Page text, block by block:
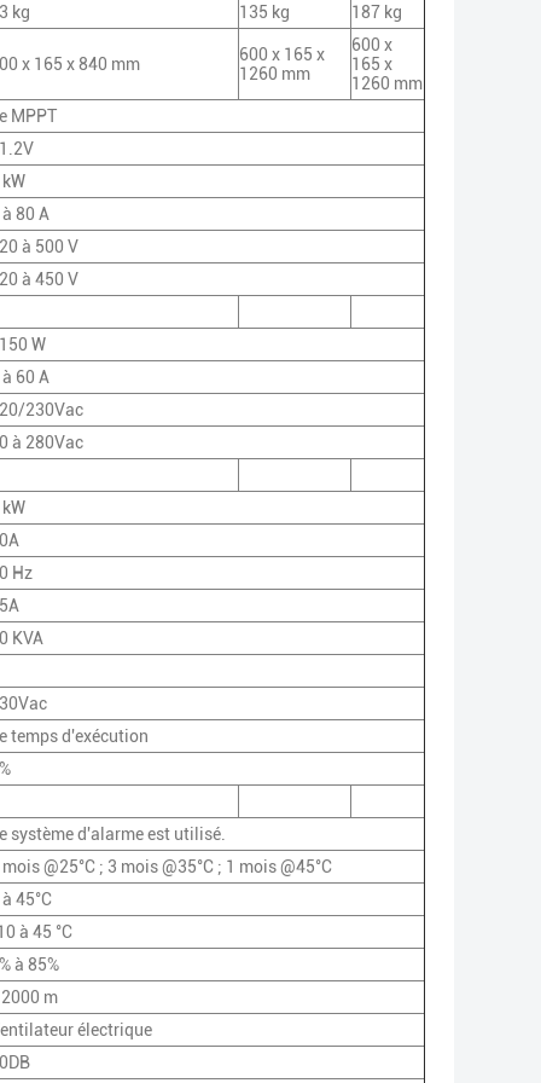
kg 135 kg 187 kg
x 165 x 840 mm
600 x 165 x
1260 mm
600 x
165 x
1260 mm
Le MPPT
kW
80 A
à 500 V
à 450 V
W
60 A
230Vac
à 280Vac
kW
Hz
KVA
Le temps d'exécution
Le système d'alarme est utilisé.
mois @25°C ; 3 mois @35°C ; 1 mois @45°C
45°C
à 45 °C
à 85%
2000 m
électrique